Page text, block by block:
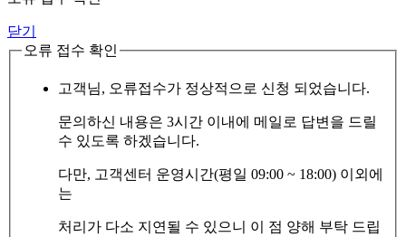
닫기
오류 접수 확인
고객님, 오류접수가 정상적으로 신청 되었습니다.
문의하신 내용은 3시간 이내에 메일로 답변을 드릴
수 있도록 하겠습니다.
다만, 고객센터 운영시간(평일 09:00 ~ 18:00) 이외에
는
처리가 다소 지연될 수 있으니 이 점 양해 부탁 드립